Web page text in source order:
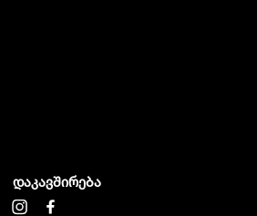
დაკავშირება